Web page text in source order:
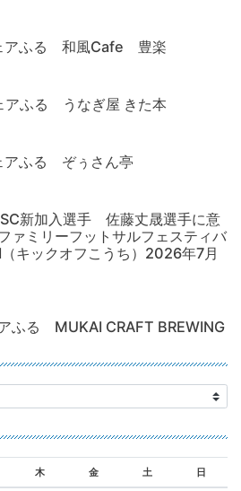
アふる 和風Cafe 豊楽
アふる うなぎ屋 きた本
アふる ぞぅさん亭
SC新加入選手 佐藤丈晟選手に意
ァミリーフットサルフェスティバ
キックオフこうち）2026年7月
ふる MUKAI CRAFT BREWING
木 金 土 日